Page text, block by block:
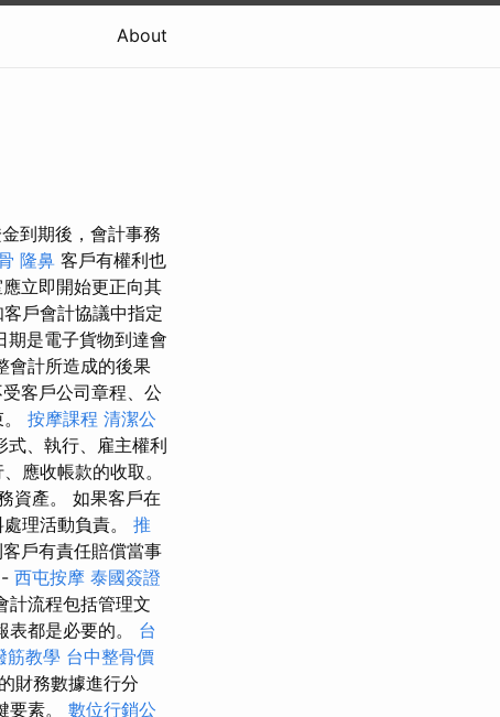
About
到期後，會計事務
隆鼻 客戶有權利也
立即開始更正向其
戶會計協議中指定
期是電子貨物到達會
會計所造成的後果
客戶公司章程、公
按摩課程 清潔公
式、執行、雇主權利
應收帳款的收取。
資產。 如果客戶在
理活動負責。 推
戶有責任賠償當事
- 西屯按摩 泰國簽證
計流程包括管理文
都是必要的。 台
筋教學 台中整骨價
財務數據進行分
要素。 數位行銷公